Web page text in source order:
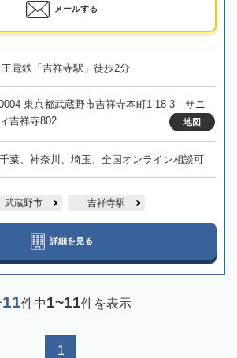
メールする
電鉄「吉祥寺駅」徒歩2分
東京都武蔵野市吉祥寺本町1-18-3 サニ
吉祥寺802
地図
葉、神奈川、埼玉、全国オンライン相談可
武蔵野市 吉祥寺駅
詳細を見る
11件中1~11件を表示
1